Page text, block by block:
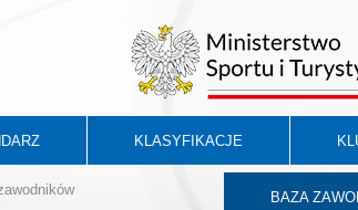
KLASYFIKACJE
BAZA